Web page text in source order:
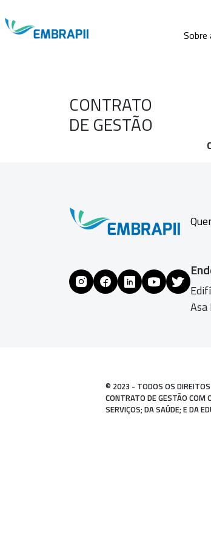
Sobre
CONTRATO
DE GESTÃO
© 2023 - TODOS OS DIREITOS
CONTRATO DE GESTÃO COM
SERVIÇOS; DA SAÚDE; E DA